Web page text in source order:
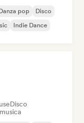
pop
Disco
Indie Dance
Disco